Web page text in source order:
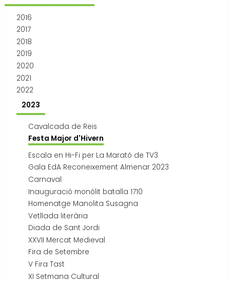
2016
2017
2018
2019
2020
2021
2022
2023
Cavalcada de Reis
Festa Major d'Hivern
Escala en Hi-Fi per La Marató de TV3
Gala EdA Reconeixement Almenar 2023
Carnaval
Inauguració monòlit batalla 1710
Homenatge Manolita Susagna
Vetllada literària
Diada de Sant Jordi
XXVII Mercat Medieval
Fira de Setembre
V Fira Tast
XI Setmana Cultural